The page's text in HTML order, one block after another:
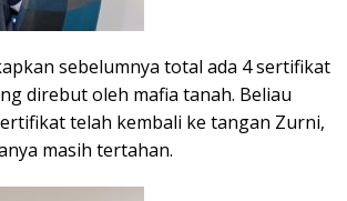
sebelumnya total ada 4 sertifikat
direbut oleh mafia tanah. Beliau
telah kembali ke tangan Zurni,
masih tertahan.